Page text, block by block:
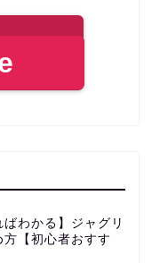
ばわかる】ジャグリ
方【初心者おすす